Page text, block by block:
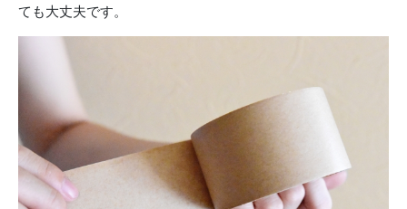
ても大丈夫です。